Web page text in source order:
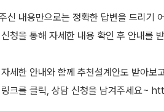
신 내용만으로는 정확한 답변을 드리기
청을 통해 자세한 내용 확인 후 안내를
세한 안내와 함께 추천설계안도 받아보